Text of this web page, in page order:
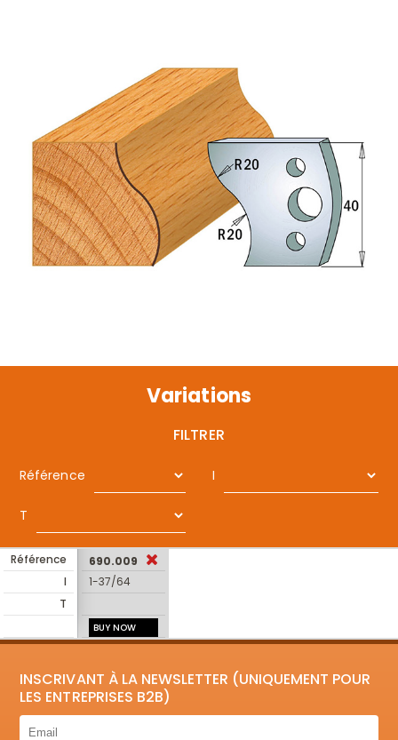
Variations
FILTRER
Référence I
T
Référence
I
T
690.009
1-37/64
BUY NOW
INSCRIVANT À LA NEWSLETTER (UNIQUEMENT POUR
LES ENTREPRISES B2B)